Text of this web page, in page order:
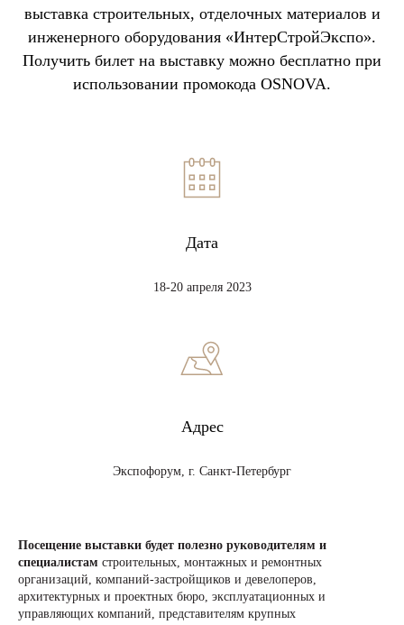
выставка строительных, отделочных материалов и
инженерного оборудования «ИнтерСтройЭкспо».
Получить билет на выставку можно бесплатно при
использовании промокода OSNOVA.
Дата
18-20 апреля 2023
Адрес
Экспофорум, г. Санкт-Петербург
Посещение выставки будет полезно руководителям и
специалистам строительных, монтажных и ремонтных
организаций, компаний-застройщиков и девелоперов,
архитектурных и проектных бюро, эксплуатационных и
управляющих компаний, представителям крупных